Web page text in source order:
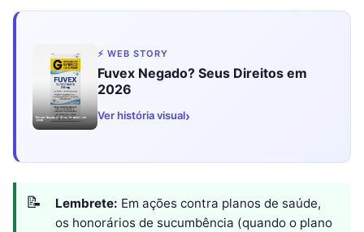
⚡ WEB STORY
Fuvex Negado? Seus Direitos em
2026
Ver história visual›
Lembrete: Em ações contra planos de saúde,
os honorários de sucumbência (quando o plano